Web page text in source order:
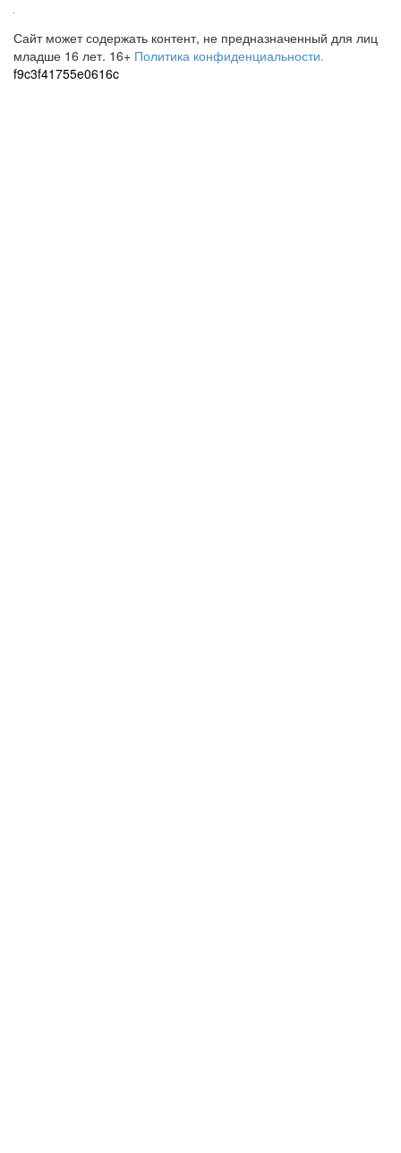
Сайт может содержать контент, не предназначенный для лиц
младше 16 лет. 16+ Политика конфиденциальности.
f9c3f41755e0616c